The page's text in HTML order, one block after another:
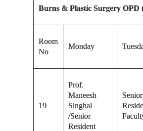
Burns & Plastic Surgery OPD
Room
No
Monday
19
Prof.
Maneesh
Singhal
/Senior
Resident
Senior